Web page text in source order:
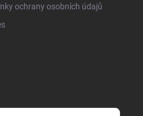
ochrany osobních údajů